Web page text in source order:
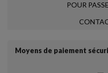
POUR
Moyens de paiement